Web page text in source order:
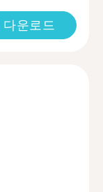
다운로드